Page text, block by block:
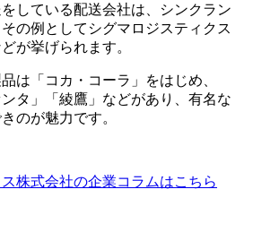
している配送会社は、シンクラン
の例としてシグマロジスティクス
が挙げられます。
は「コカ・コーラ」をはじめ、
ンタ」「綾鷹」などがあり、有名な
のが魅力です。
株式会社の企業コラムはこちら